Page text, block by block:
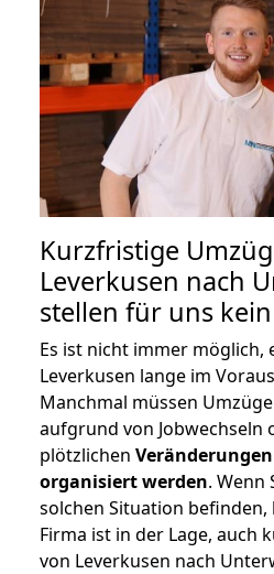
Kurzfristige
Leverkusen nach
stellen für uns
Es ist nicht immer möglich,
Leverkusen lange im
Manchmal müssen
aufgrund von Jobwechseln
plötzlichen
organisiert werden. Wenn
solchen Situation befinden,
Firma ist in der Lage, auch
von Leverkusen nach